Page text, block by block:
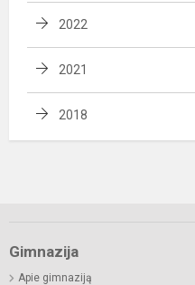
2022
2021
2018
Gimnazija
Apie gimnaziją